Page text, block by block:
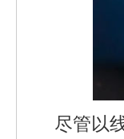
尽管以